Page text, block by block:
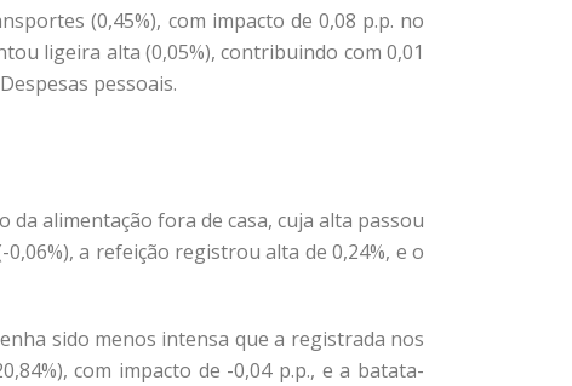
(0,45%), com impacto de 0,08 p.p. no
ligeira alta (0,05%), contribuindo com 0,01
pessoais.
alimentação fora de casa, cuja alta passou
a refeição registrou alta de 0,24%, e o
sido menos intensa que a registrada nos
com impacto de -0,04 p.p., e a batata-